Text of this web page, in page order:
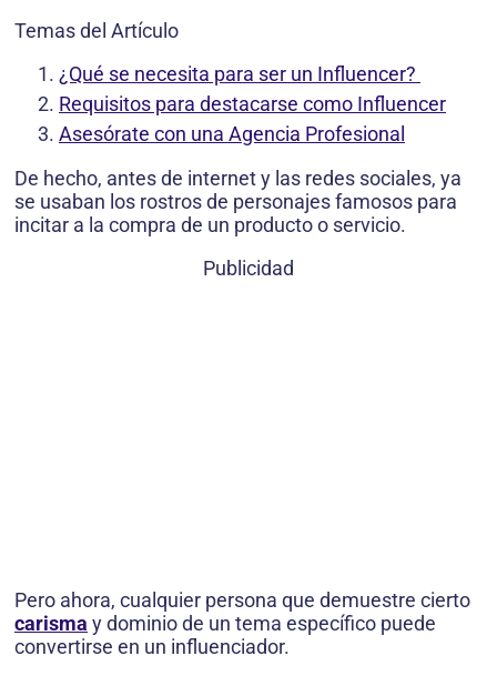
Temas del Artículo
¿Qué se necesita para ser un Influencer?
Requisitos para destacarse como Influencer
Asesórate con una Agencia Profesional
De hecho, antes de internet y las redes sociales, ya
se usaban los rostros de personajes famosos para
incitar a la compra de un producto o servicio.
Publicidad
Pero ahora, cualquier persona que demuestre cierto
carisma y dominio de un tema específico puede
convertirse en un influenciador.